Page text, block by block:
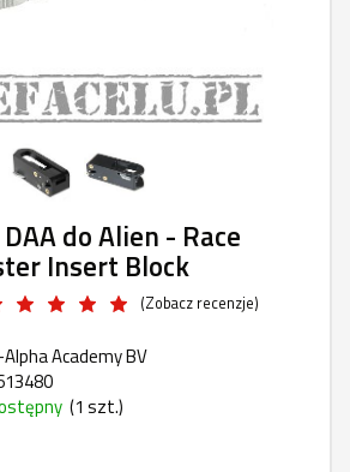
do Alien - Race
Insert Block
(Zobacz recenzje)
Academy BV
(1 szt.)